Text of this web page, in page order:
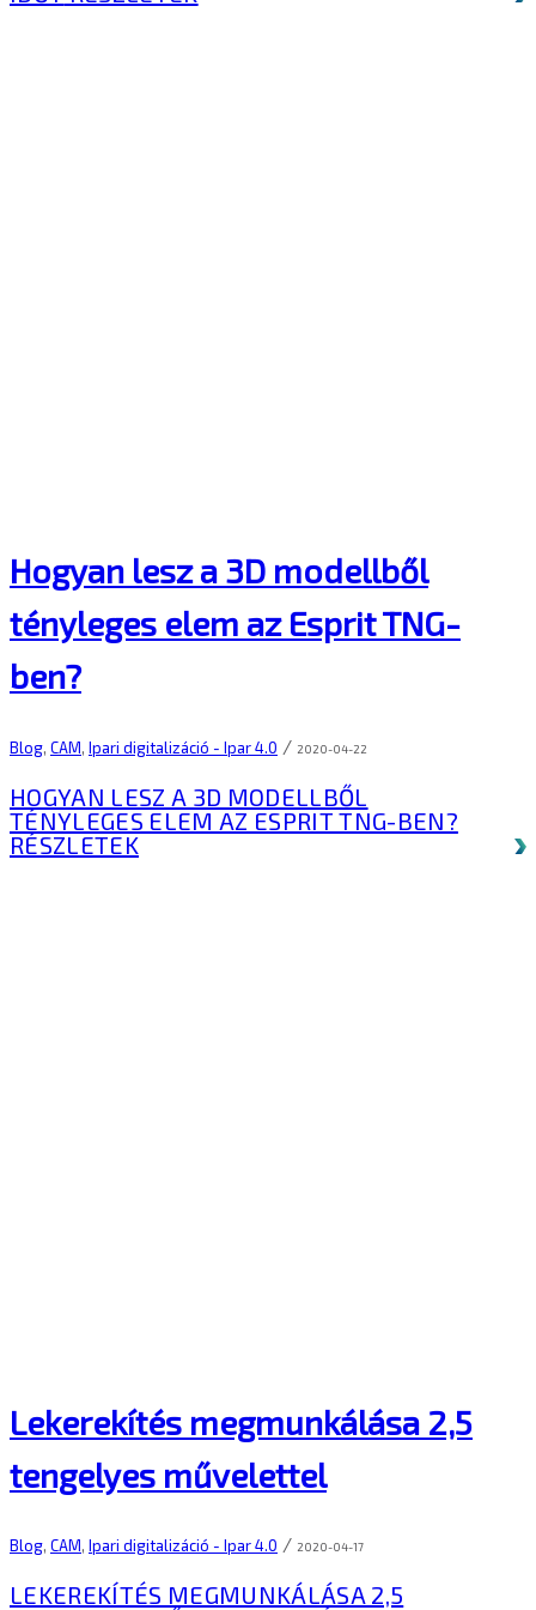
Hogyan lesz a 3D modellből
tényleges elem az Esprit TNG-
ben?
Blog, CAM, Ipari digitalizáció - Ipar 4.0 / 2020-04-22
HOGYAN LESZ A 3D MODELLBŐL
TÉNYLEGES ELEM AZ ESPRIT TNG-BEN?
RÉSZLETEK
Lekerekítés megmunkálása 2,5
tengelyes művelettel
Blog, CAM, Ipari digitalizáció - Ipar 4.0 / 2020-04-17
LEKEREKÍTÉS MEGMUNKÁLÁSA 2,5